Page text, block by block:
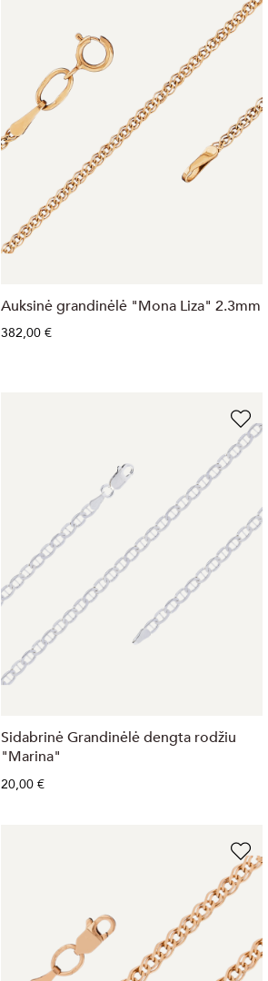
Auksinė grandinėlė "Mona Liza" 2.3mm
382,00 €
Sidabrinė Grandinėlė dengta rodžiu
"Marina"
20,00 €